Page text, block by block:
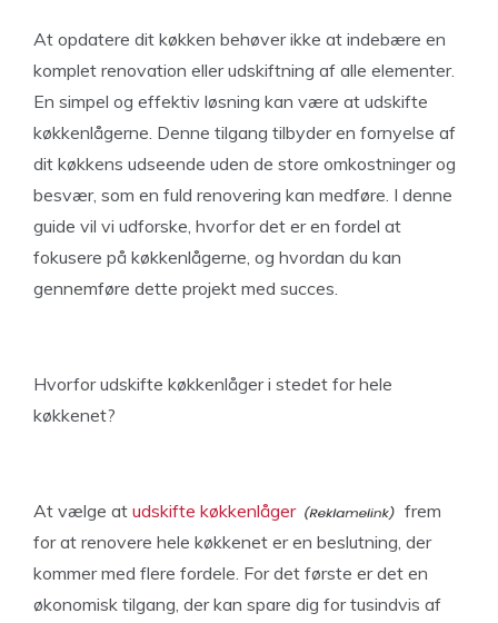
At opdatere dit køkken behøver ikke at indebære en
komplet renovation eller udskiftning af alle elementer.
En simpel og effektiv løsning kan være at udskifte
køkkenlågerne. Denne tilgang tilbyder en fornyelse af
dit køkkens udseende uden de store omkostninger og
besvær, som en fuld renovering kan medføre. I denne
guide vil vi udforske, hvorfor det er en fordel at
fokusere på køkkenlågerne, og hvordan du kan
gennemføre dette projekt med succes.
Hvorfor udskifte køkkenlåger i stedet for hele
køkkenet?
At vælge at udskifte køkkenlåger
frem
for at renovere hele køkkenet er en beslutning, der
kommer med flere fordele. For det første er det en
økonomisk tilgang, der kan spare dig for tusindvis af